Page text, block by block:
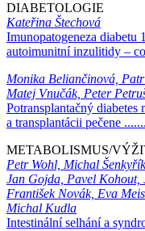
DIABETOLOGIE
Kateřina Štechová
Imunopatogeneza diabetu
autoimunitní inzulitidy –
Monika Beliančinová,
Matej Vnučák, Peter
Potransplantačný
a transplantácii pečene
METABOLISMUS/
Petr Wohl, Michal
Jan Gojda, Pavel Kohout,
František Novák, Eva
Michal Kudla
Intestinální selhání a